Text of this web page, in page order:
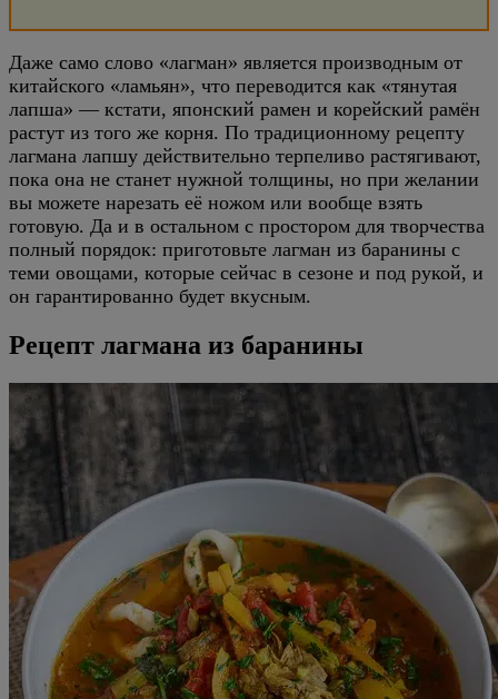
Даже само слово «лагман» является производным от
китайского «ламьян», что переводится как «тянутая
лапша» — кстати, японский рамен и корейский рамён
растут из того же корня. По традиционному рецепту
лагмана лапшу действительно терпеливо растягивают,
пока она не станет нужной толщины, но при желании
вы можете нарезать её ножом или вообще взять
готовую. Да и в остальном с простором для творчества
полный порядок: приготовьте лагман из баранины с
теми овощами, которые сейчас в сезоне и под рукой, и
он гарантированно будет вкусным.
Рецепт лагмана из баранины